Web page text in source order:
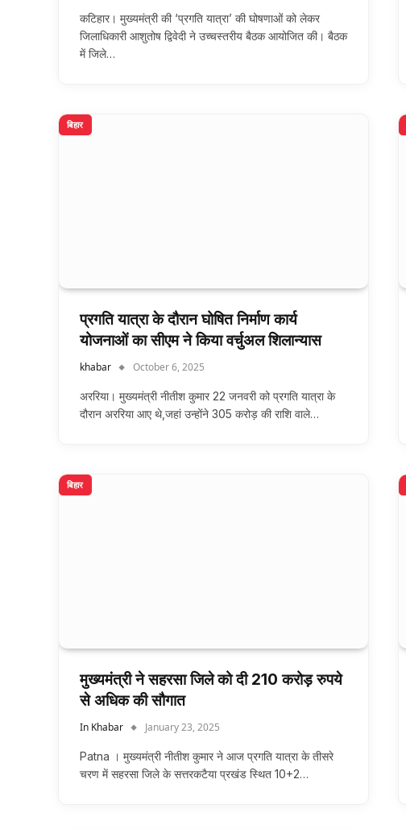
कटिहार। मुख्यमंत्री की ‘प्रगति यात्रा’ की घोषणाओं को लेकर
जिलाधिकारी आशुतोष द्विवेदी ने उच्चस्तरीय बैठक आयोजित की। बैठक
में जिले…
बिहार
प्रगति यात्रा के दौरान घोषित निर्माण कार्य
योजनाओं का सीएम ने किया वर्चुअल शिलान्यास
khabar October 6, 2025
अररिया। मुख्यमंत्री नीतीश कुमार 22 जनवरी को प्रगति यात्रा के
दौरान अररिया आए थे,जहां उन्होंने 305 करोड़ की राशि वाले…
बिहार
मुख्यमंत्री ने सहरसा जिले को दी 210 करोड़ रुपये
से अधिक की सौगात
In Khabar January 23, 2025
Patna । मुख्यमंत्री नीतीश कुमार ने आज प्रगति यात्रा के तीसरे
चरण में सहरसा जिले के सत्तरकटैया प्रखंड स्थित 10+2…